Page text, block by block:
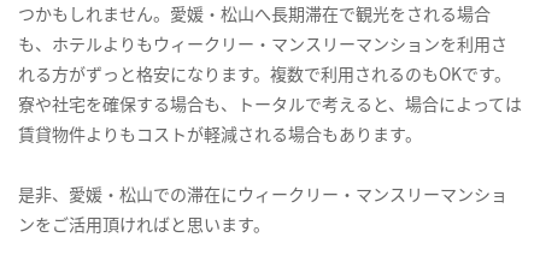
つかもしれません。愛媛・松山へ長期滞在で観光をされる場合
も、ホテルよりもウィークリー・マンスリーマンションを利用さ
れる方がずっと格安になります。複数で利用されるのもOKです。
寮や社宅を確保する場合も、トータルで考えると、場合によっては
賃貸物件よりもコストが軽減される場合もあります。
是非、愛媛・松山での滞在にウィークリー・マンスリーマンショ
ンをご活用頂ければと思います。